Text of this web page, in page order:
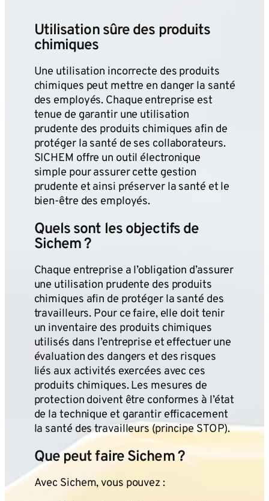
Utilisation sûre des produits
chimiques
Une utilisation incorrecte des produits
chimiques peut mettre en danger la santé
des employés. Chaque entreprise est
tenue de garantir une utilisation
prudente des produits chimiques afin de
protéger la santé de ses collaborateurs.
SICHEM offre un outil électronique
simple pour assurer cette gestion
prudente et ainsi préserver la santé et le
bien-être des employés.
Quels sont les objectifs de
Sichem ?
Chaque entreprise a l’obligation d’assurer
une utilisation prudente des produits
chimiques afin de protéger la santé des
travailleurs. Pour ce faire, elle doit tenir
un inventaire des produits chimiques
utilisés dans l’entreprise et effectuer une
évaluation des dangers et des risques
liés aux activités exercées avec ces
produits chimiques. Les mesures de
protection doivent être conformes à l’état
de la technique et garantir efficacement
la santé des travailleurs (principe STOP).
Que peut faire Sichem ?
Avec Sichem, vous pouvez :